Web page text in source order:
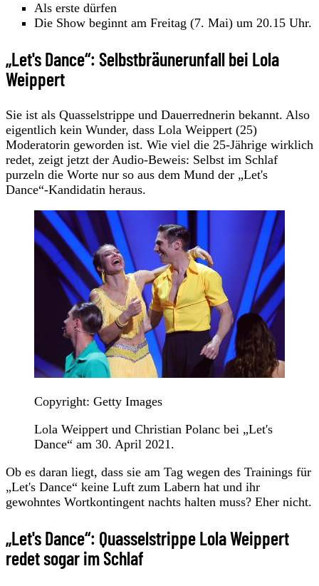
Als erste dürfen
Die Show beginnt am Freitag (7. Mai) um 20.15 Uhr.
„Let's Dance“: Selbstbräunerunfall bei Lola
Weippert
Sie ist als Quasselstrippe und Dauerrednerin bekannt. Also
eigentlich kein Wunder, dass Lola Weippert (25)
Moderatorin geworden ist. Wie viel die 25-Jährige wirklich
redet, zeigt jetzt der Audio-Beweis: Selbst im Schlaf
purzeln die Worte nur so aus dem Mund der „Let's
Dance“-Kandidatin heraus.
Copyright: Getty Images
Lola Weippert und Christian Polanc bei „Let's
Dance“ am 30. April 2021.
Ob es daran liegt, dass sie am Tag wegen des Trainings für
„Let's Dance“ keine Luft zum Labern hat und ihr
gewohntes Wortkontingent nachts halten muss? Eher nicht.
„Let's Dance“: Quasselstrippe Lola Weippert
redet sogar im Schlaf